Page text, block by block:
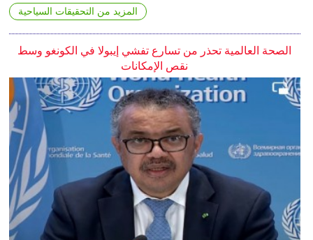
المزيد من التحقيقات السياحية
الصحة العالمية تحذر من تسارع تفشي إيبولا في الكونغو وسط
نقص الإمكانات